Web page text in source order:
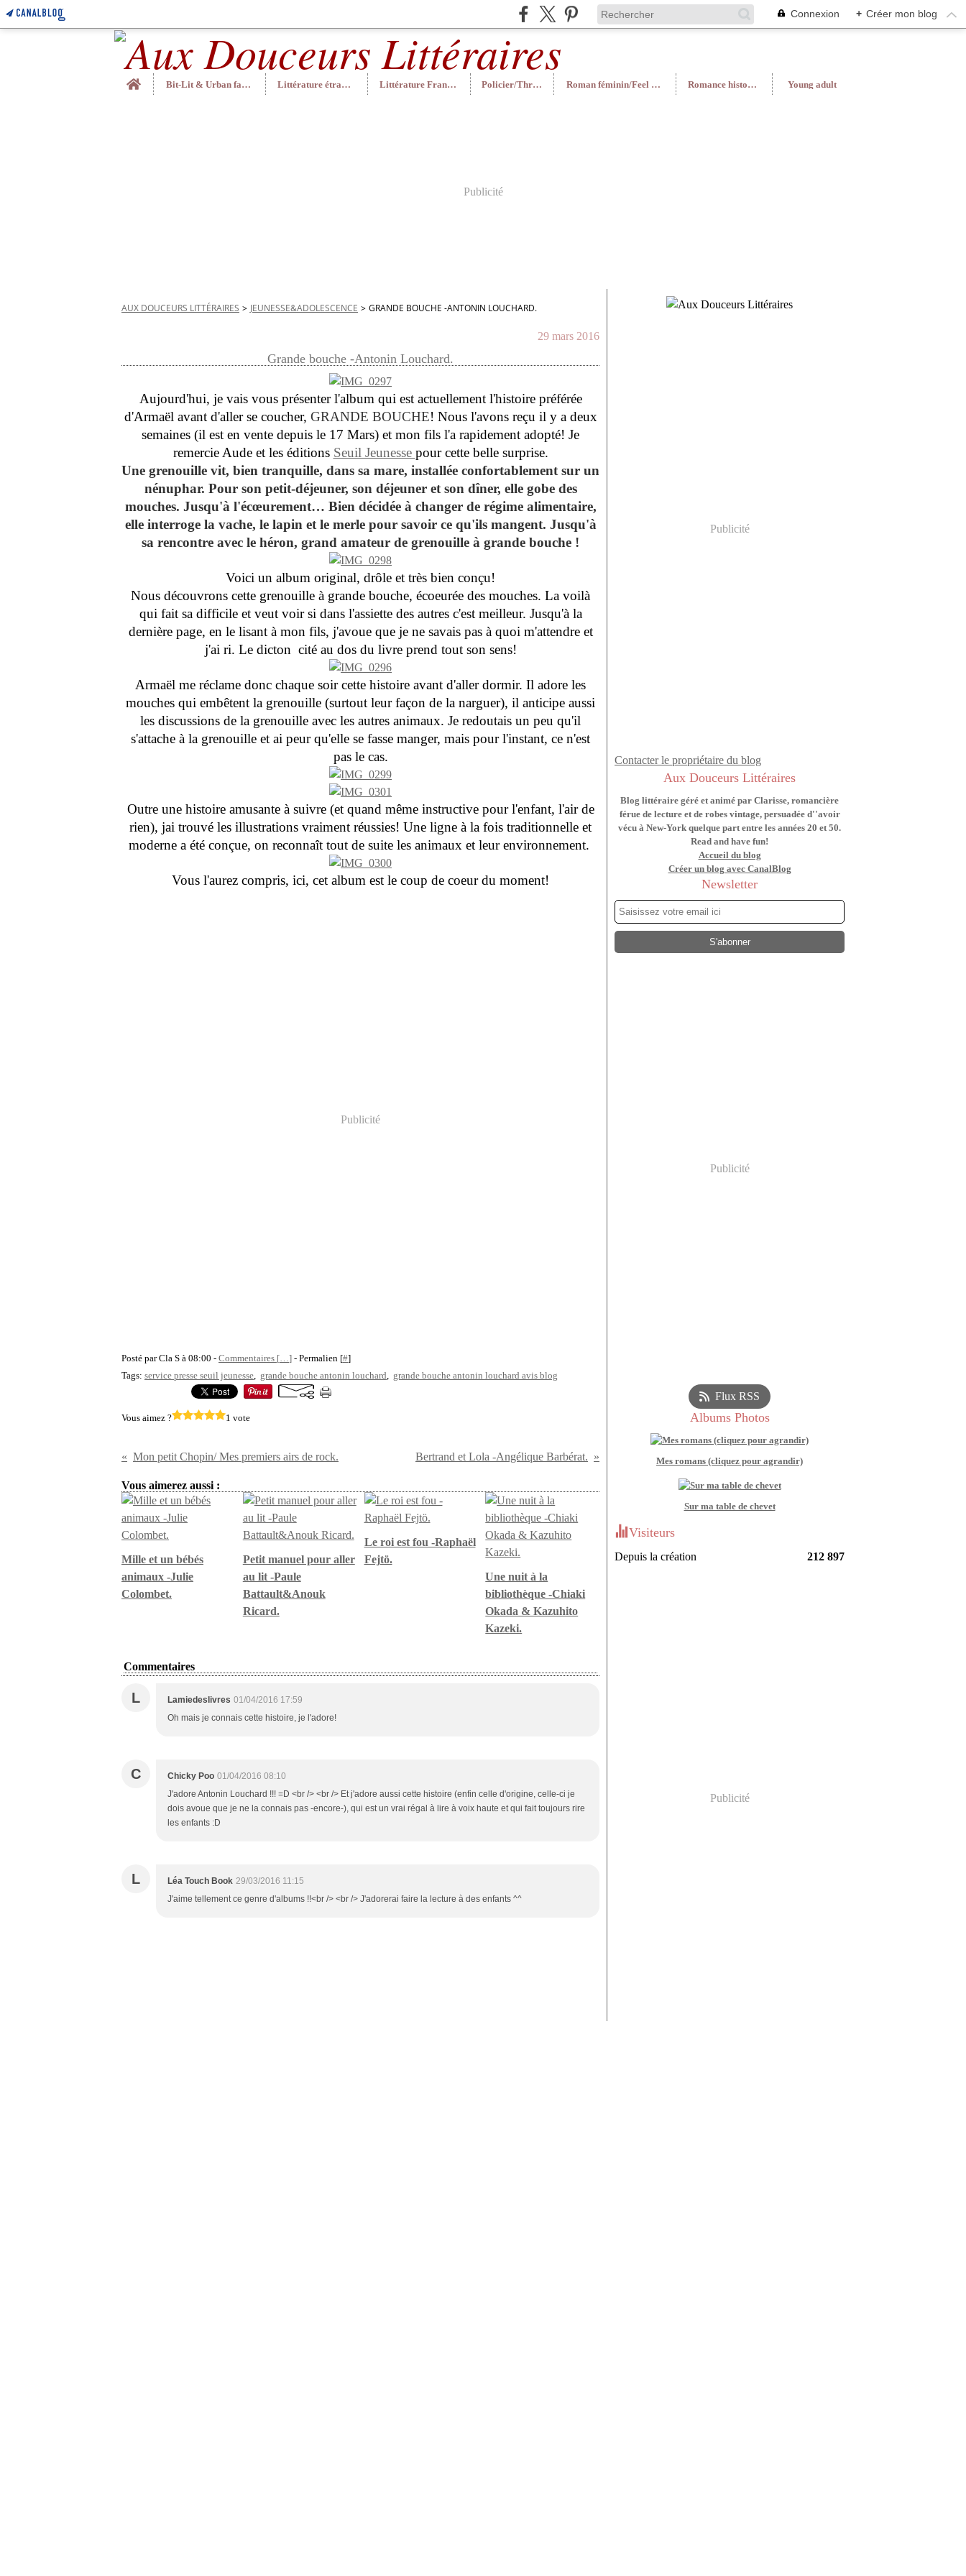
Connexion + Créer mon blog
Home
Bit-Lit & Urban fantasy Littérature étrangère Littérature Française Policier/Thriller Roman féminin/Feel Good Romance historique Young adult
Publicité
AUX DOUCEURS LITTÉRAIRES > JEUNESSE&ADOLESCENCE > GRANDE BOUCHE -ANTONIN LOUCHARD.
29 mars 2016
Grande bouche -Antonin Louchard.
Aujourd'hui, je vais vous présenter l'album qui est actuellement l'histoire préférée
d'Armaël avant d'aller se coucher, GRANDE BOUCHE! Nous l'avons reçu il y a deux
semaines (il est en vente depuis le 17 Mars) et mon fils l'a rapidement adopté! Je
remercie Aude et les éditions Seuil Jeunesse pour cette belle surprise.
Une grenouille vit, bien tranquille, dans sa mare, installée confortablement sur un
nénuphar. Pour son petit-déjeuner, son déjeuner et son dîner, elle gobe des
mouches. Jusqu'à l'écœurement… Bien décidée à changer de régime alimentaire,
elle interroge la vache, le lapin et le merle pour savoir ce qu'ils mangent. Jusqu'à
sa rencontre avec le héron, grand amateur de grenouille à grande bouche !
Voici un album original, drôle et très bien conçu!
Nous découvrons cette grenouille à grande bouche, écoeurée des mouches. La voilà
qui fait sa difficile et veut voir si dans l'assiette des autres c'est meilleur. Jusqu'à la
dernière page, en le lisant à mon fils, j'avoue que je ne savais pas à quoi m'attendre et
j'ai ri. Le dicton cité au dos du livre prend tout son sens!
Armaël me réclame donc chaque soir cette histoire avant d'aller dormir. Il adore les
mouches qui embêtent la grenouille (surtout leur façon de la narguer), il anticipe aussi
les discussions de la grenouille avec les autres animaux. Je redoutais un peu qu'il
s'attache à la grenouille et ai peur qu'elle se fasse manger, mais pour l'instant, ce n'est
pas le cas.
Outre une histoire amusante à suivre (et quand même instructive pour l'enfant, l'air de
rien), jai trouvé les illustrations vraiment réussies! Une ligne à la fois traditionnelle et
moderne a été conçue, on reconnaît tout de suite les animaux et leur environnement.
Vous l'aurez compris, ici, cet album est le coup de coeur du moment!
Publicité
Posté par Cla S à 08:00 - Commentaires […] - Permalien [#]
Tags: service presse seuil jeunesse, grande bouche antonin louchard, grande bouche antonin louchard avis blog
Vous aimez ? 1 vote
Mon petit Chopin/ Mes premiers airs de rock. Bertrand et Lola -Angélique Barbérat.
Vous aimerez aussi :
Mille et un bébés
animaux -Julie
Colombet.
Petit manuel pour aller
au lit -Paule
Battault&Anouk
Ricard.
Le roi est fou -Raphaël
Fejtö.
Une nuit à la
bibliothèque -Chiaki
Okada & Kazuhito
Kazeki.
Commentaires
L Lamiedeslivres 01/04/2016 17:59
Oh mais je connais cette histoire, je l'adore!
C Chicky Poo 01/04/2016 08:10
J'adore Antonin Louchard !!! =D <br /> <br /> Et j'adore aussi cette histoire (enfin celle d'origine, celle-ci je
dois avoue que je ne la connais pas -encore-), qui est un vrai régal à lire à voix haute et qui fait toujours rire
les enfants :D
L Léa Touch Book 29/03/2016 11:15
J'aime tellement ce genre d'albums !!<br /> <br /> J'adorerai faire la lecture à des enfants ^^
Publicité
Contacter le propriétaire du blog
Aux Douceurs Littéraires
Blog littéraire géré et animé par Clarisse, romancière
férue de lecture et de robes vintage, persuadée d''avoir
vécu à New-York quelque part entre les années 20 et 50.
Read and have fun!
Accueil du blog
Créer un blog avec CanalBlog
Newsletter
Publicité
Flux RSS
Albums Photos
Mes romans (cliquez pour agrandir)
Sur ma table de chevet
Visiteurs
Depuis la création 212 897
Publicité